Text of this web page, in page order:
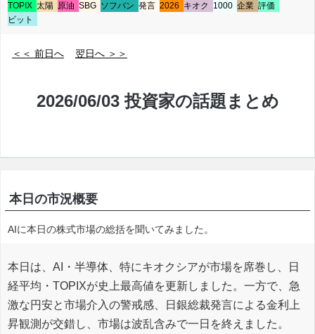
TOPIX 太陽 原油 SBG ソフバン 発言 2026 キオク 1000 企業 評価
ビット
＜＜ 前日へ 翌日へ ＞＞
2026/06/03 投資家の話題まとめ
本日の市況概要
AIに本日の株式市場の総括を聞いてみました。
本日は、AI・半導体、特にキオクシアが市場を席巻し、日
経平均・TOPIXが史上最高値を更新しました。一方で、急
激な円安と市場介入の警戒感、日銀総裁発言による金利上
昇観測が交錯し、市場は波乱含みで一日を終えました。